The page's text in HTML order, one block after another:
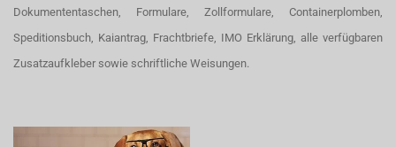
Dokumententaschen, Formulare, Zollformulare, Containerplomben,
Speditionsbuch, Kaiantrag, Frachtbriefe, IMO Erklärung, alle verfügbaren
Zusatzaufkleber sowie schriftliche Weisungen.